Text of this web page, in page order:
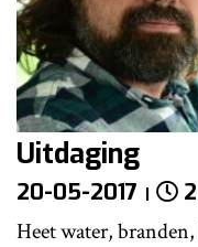
Uitdaging
20-05-2017
Heet water,